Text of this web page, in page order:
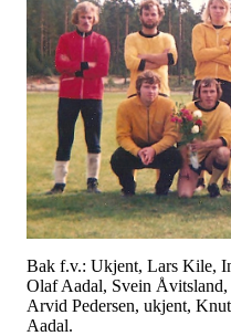
Bak f.v.: Ukjent, Lars Kile,
Olaf Aadal, Svein
Arvid Pedersen, ukjent,
Aadal.